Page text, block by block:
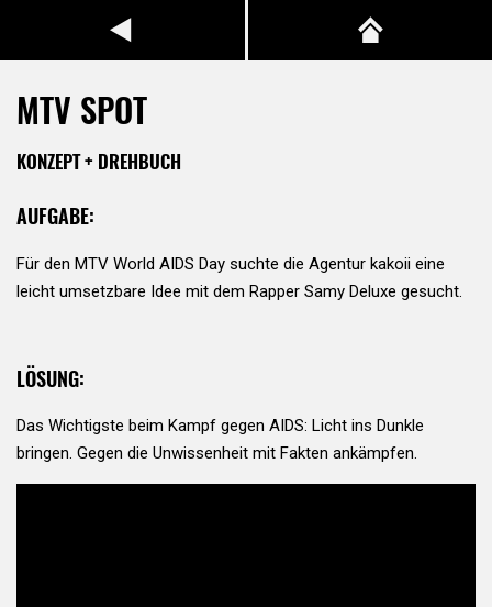
MTV SPOT
KONZEPT + DREHBUCH
AUFGABE:
Für den MTV World AIDS Day suchte die Agentur kakoii eine
leicht umsetzbare Idee mit dem Rapper Samy Deluxe gesucht.
LÖSUNG:
Das Wichtigste beim Kampf gegen AIDS: Licht ins Dunkle
bringen. Gegen die Unwissenheit mit Fakten ankämpfen.